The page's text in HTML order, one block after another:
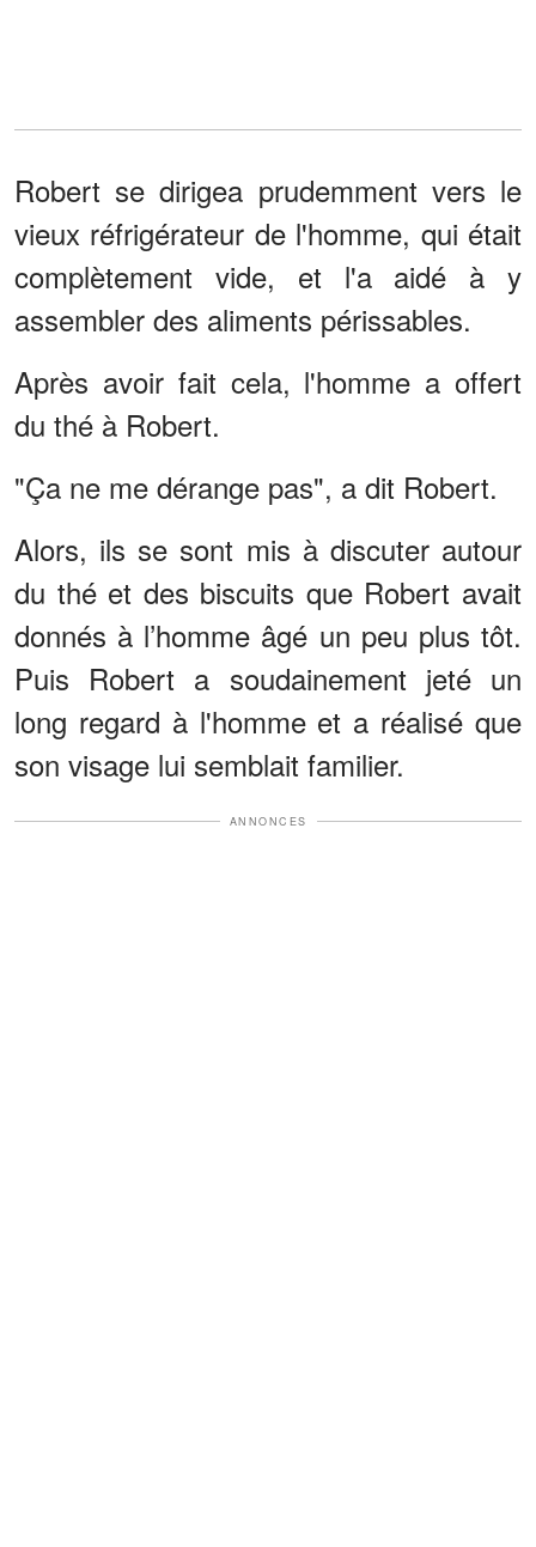
Robert se dirigea prudemment vers le
vieux réfrigérateur de l'homme, qui était
complètement vide, et l'a aidé à y
assembler des aliments périssables.
Après avoir fait cela, l'homme a offert
du thé à Robert.
"Ça ne me dérange pas", a dit Robert.
Alors, ils se sont mis à discuter autour
du thé et des biscuits que Robert avait
donnés à l’homme âgé un peu plus tôt.
Puis Robert a soudainement jeté un
long regard à l'homme et a réalisé que
son visage lui semblait familier.
ANNONCES